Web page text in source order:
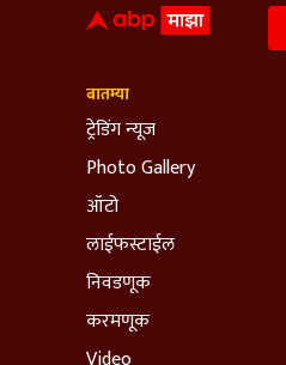
बातम्या
ट्रेडिंग न्यूज
Photo Gallery
ऑटो
लाईफस्टाईल
निवडणूक
करमणूक